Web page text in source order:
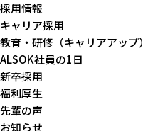
採用情報
キャリア採用
教育・研修（キャリアアップ）
ALSOK社員の1日
新卒採用
福利厚生
先輩の声
お知らせ